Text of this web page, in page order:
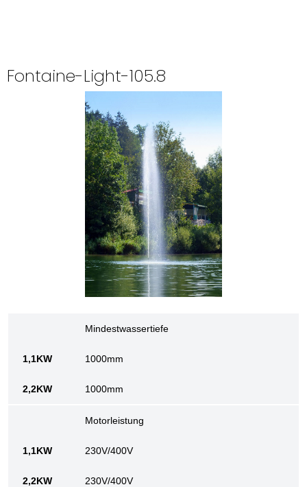
Fontaine-Light-105.8
Mindestwassertiefe
1000mm
1000mm
Motorleistung
230V/400V
230V/400V